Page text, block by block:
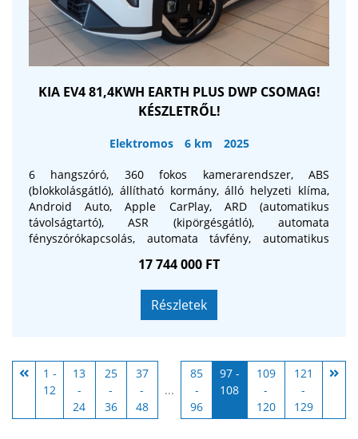
KIA EV4 81,4KWH EARTH PLUS DWP CSOMAG!
KÉSZLETRŐL!
Elektromos 6 km 2025
6 hangszóró, 360 fokos kamerarendszer, ABS
(blokkolásgátló), állítható kormány, álló helyzeti klíma,
Android Auto, Apple CarPlay, ARD (automatikus
távolságtartó), ASR (kipörgésgátló), automata
fényszórókapcsolás, automata távfény, automatikus
deréktámasz, digitális kétzónás klíma, digitális
műszeregység, elektromos ablak elöl, elektromos ablak
hátul, elektromos tükör, elektromos ülésállítás
vezetőoldal, elektronikus rögzítőfék, első-hátsó
automata sebességváltó, fűthető első és hátsó ülések,
fűthető kormány, fűthető tükör, GPS (navigáció),
guminyomás-ellenőrző rendszer, hátsó keresztirányú
forgalomra figyelmeztetés, holttér-figyelő rendszer,
17 744 000 FT
Részletek
1 -
12
13
-
24
25
-
36
37
-
48
...
85
-
96
97 -
108
109
-
120
121
-
129